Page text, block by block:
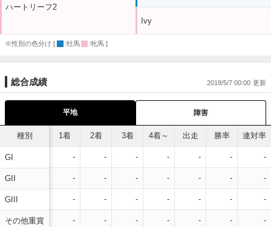
ハートリーフ2
Ivy
※性別の色分け [ :牡馬 :牝馬 ]
総合成績 2018/5/7 00:00
平地 障害
種別
GI
GII
GIII
その他重賞
1着 2着 3着 4着～ 出走 勝率 連対率
- - - - - - -
- - - - - - -
- - - - - - -
- - - - - - -